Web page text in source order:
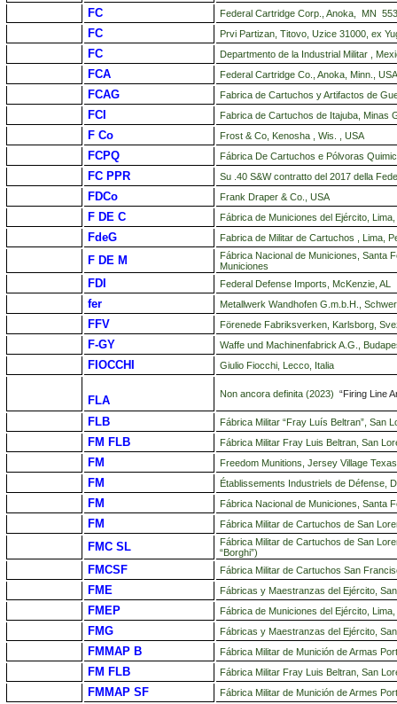
FC Federal Cartridge Corp., Anoka, MN
FC Prvi Partizan, Titovo, Uzice 31000, ex
FC Departmento de la Industrial Militar ,
FCA Federal Cartridge Co., Anoka, Minn.,
FCAG Fabrica de Cartuchos y Artifactos de
FCI Fabrica de Cartuchos de Itajuba, Minas
F Co Frost & Co, Kenosha , Wis. , USA
FCPQ Fábrica De Cartuchos e Pólvoras
FC PPR Su .40 S&W contratto del 2017 della
FDCo Frank Draper & Co., USA
F DE C Fábrica de Municiones del Ejército,
FdeG Fabrica de Militar de Cartuchos , Lima,
F DE M
Fábrica Nacional de Municiones, Santa
Municiones
FDI Federal Defense Imports, McKenzie, AL
fer Metallwerk Wandhofen G.m.b.H.,
FFV Förenede Fabriksverken, Karlsborg,
F-GY Waffe und Machinenfabrick A.G.,
FIOCCHI Giulio Fiocchi, Lecco, Italia
FLA Non ancora definita (2023) “Firing Line
FLB Fábrica Militar “Fray Luís Beltran”, San
FM FLB Fábrica Militar Fray Luis Beltran, San
FM Freedom Munitions, Jersey Village
FM Établissements Industriels de Défense,
FM Fábrica Nacional de Municiones, Santa
FM Fábrica Militar de Cartuchos de San
FMC SL
Fábrica Militar de Cartuchos de San
“Borghi”)
FMCSF Fábrica Militar de Cartuchos San
FME Fábricas y Maestranzas del Ejército,
FMEP Fábrica de Municiones del Ejército,
FMG Fábricas y Maestranzas del Ejército,
FMMAP B Fábrica Militar de Munición de Armas
FM FLB Fábrica Militar Fray Luis Beltran, San
FMMAP SF Fábrica Militar de Munición de Armes